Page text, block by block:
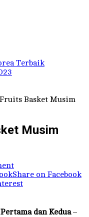
Terbaik
Basket Musim
Musim
Share on Facebook
dan Kedua–